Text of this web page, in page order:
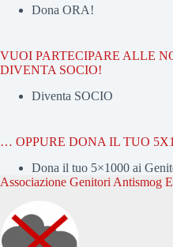
Dona ORA!
VUOI PARTECIPARE ALLE
DIVENTA SOCIO!
Diventa SOCIO
… OPPURE DONA IL TUO
Dona il tuo 5×1000 ai
Associazione Genitori Antismog